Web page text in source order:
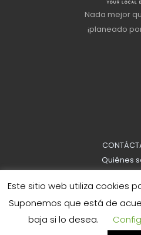
Nada mejor
¡planeado
Quiénes
Política de
Este sitio web utiliza cookies
Suponemos que está de
baja si lo desea.